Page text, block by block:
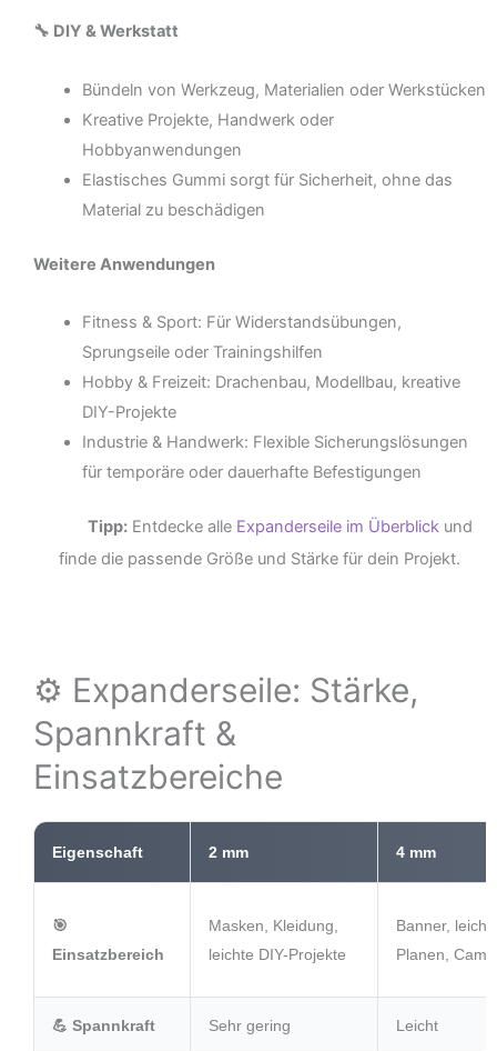
🔧 DIY & Werkstatt
Bündeln von Werkzeug, Materialien oder Werkstücken
Kreative Projekte, Handwerk oder
Hobbyanwendungen
Elastisches Gummi sorgt für Sicherheit, ohne das
Material zu beschädigen
Weitere Anwendungen
Fitness & Sport: Für Widerstandsübungen,
Sprungseile oder Trainingshilfen
Hobby & Freizeit: Drachenbau, Modellbau, kreative
DIY-Projekte
Industrie & Handwerk: Flexible Sicherungslösungen
für temporäre oder dauerhafte Befestigungen
Tipp: Entdecke alle Expanderseile im Überblick und
finde die passende Größe und Stärke für dein Projekt.
⚙️ Expanderseile: Stärke,
Spannkraft &
Einsatzbereiche
Eigenschaft 2 mm 4 mm
🎯
Einsatzbereich
Masken, Kleidung,
leichte DIY-Projekte
Banner,
Planen,
💪 Spannkraft Sehr gering Leicht